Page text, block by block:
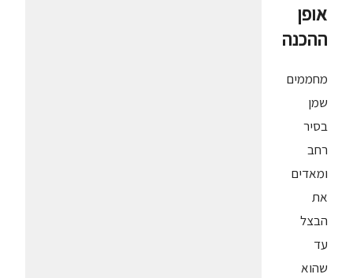
אופן
ההכנה
מחממים
שמן
בסיר
רחב
ומאדים
את
הבצל
עד
שהוא